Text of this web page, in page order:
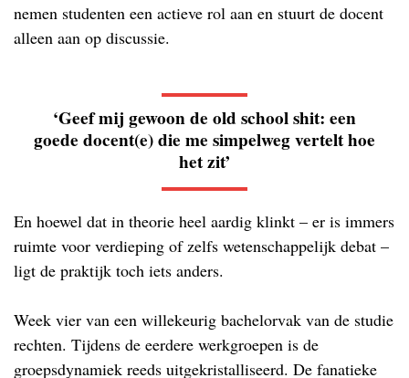
nemen studenten een actieve rol aan en stuurt de docent
alleen aan op discussie.
‘Geef mij gewoon de old school shit: een
goede docent(e) die me simpelweg vertelt hoe
het zit’
En hoewel dat in theorie heel aardig klinkt – er is immers
ruimte voor verdieping of zelfs wetenschappelijk debat –
ligt de praktijk toch iets anders.
Week vier van een willekeurig bachelorvak van de studie
rechten. Tijdens de eerdere werkgroepen is de
groepsdynamiek reeds uitgekristalliseerd. De fanatieke